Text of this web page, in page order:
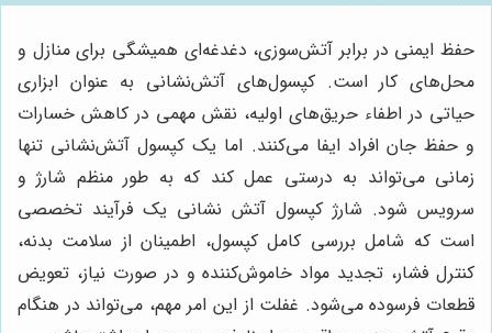
حفظ ایمنی در برابر آتش‌سوزی، دغدغه‌ای همیشگی برای منازل و
محل‌های کار است. کپسول‌های آتش‌نشانی به عنوان ابزاری
حیاتی در اطفاء حریق‌های اولیه، نقش مهمی در کاهش خسارات
و حفظ جان افراد ایفا می‌کنند. اما یک کپسول آتش‌نشانی تنها
زمانی می‌تواند به درستی عمل کند که به طور منظم شارژ و
سرویس شود. شارژ کپسول آتش نشانی یک فرآیند تخصصی
است که شامل بررسی کامل کپسول، اطمینان از سلامت بدنه،
کنترل فشار، تجدید مواد خاموش‌کننده و در صورت نیاز، تعویض
قطعات فرسوده می‌شود. غفلت از این امر مهم، می‌تواند در هنگام